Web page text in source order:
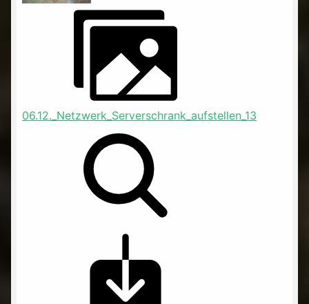
06.12._Netzwerk_Serverschrank_aufstellen_13